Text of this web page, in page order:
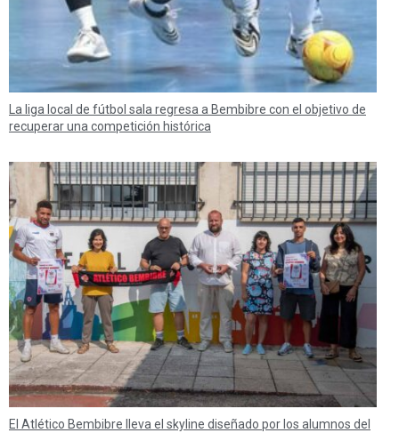
La liga local de fútbol sala regresa a Bembibre con el objetivo de
recuperar una competición histórica
El Atlético Bembibre lleva el skyline diseñado por los alumnos del